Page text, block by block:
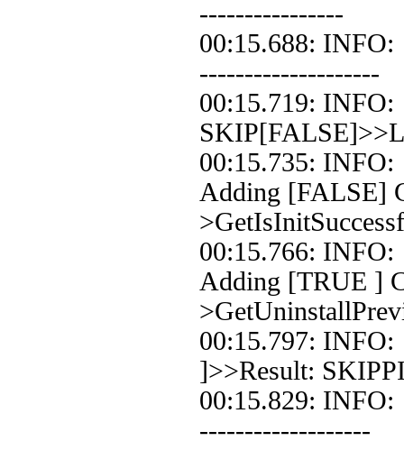
----------------
00:15.688:
--------------------
00:15.719:
00:15.735:
Adding [FALSE]
00:15.766:
Adding [TRUE ]
00:15.797:
]>>Result:
00:15.829:
-------------------